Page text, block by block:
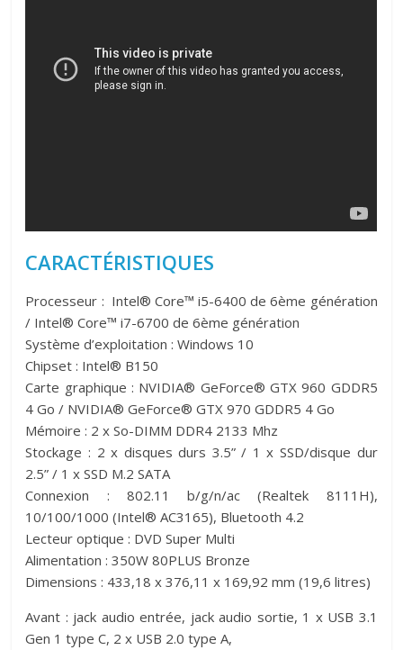
CARACTÉRISTIQUES
Processeur : Intel® Core™ i5-6400 de 6ème génération
/ Intel® Core™ i7-6700 de 6ème génération
Système d’exploitation : Windows 10
Chipset : Intel® B150
Carte graphique : NVIDIA® GeForce® GTX 960 GDDR5
4 Go / NVIDIA® GeForce® GTX 970 GDDR5 4 Go
Mémoire : 2 x So-DIMM DDR4 2133 Mhz
Stockage : 2 x disques durs 3.5” / 1 x SSD/disque dur
2.5” / 1 x SSD M.2 SATA
Connexion : 802.11 b/g/n/ac (Realtek 8111H),
10/100/1000 (Intel® AC3165), Bluetooth 4.2
Lecteur optique : DVD Super Multi
Alimentation : 350W 80PLUS Bronze
Dimensions : 433,18 x 376,11 x 169,92 mm (19,6 litres)
Avant : jack audio entrée, jack audio sortie, 1 x USB 3.1
Gen 1 type C, 2 x USB 2.0 type A,